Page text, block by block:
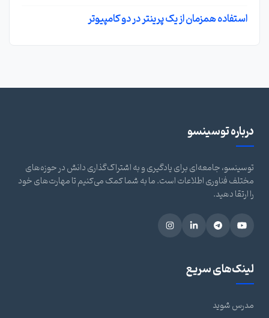
استفاده همزمان از یک پرینتر در دو کامپیوتر
درباره توسینسو
توسینسو، جامعه‌ای برای یادگیری و به اشتراک‌گذاری دانش در حوزه‌های
مختلف فناوری اطلاعات است. ما به شما کمک می‌کنیم تا مهارت‌های خود
را ارتقا دهید.
لینک‌های سریع
مدرس شوید